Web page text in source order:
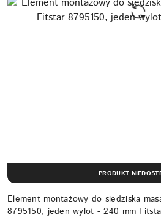
Element montażowy do siedziska
8795150, jeden wylot - 240 mm
PRODUKT